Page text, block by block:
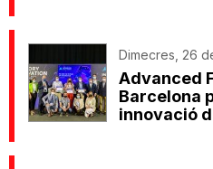
Dimecres, 26
Advanced
Barcelona
innovació